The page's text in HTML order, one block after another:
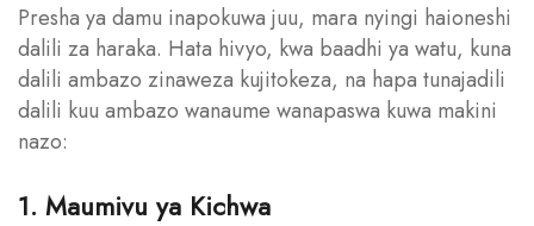
Presha ya damu inapokuwa juu, mara nyingi haioneshi
dalili za haraka. Hata hivyo, kwa baadhi ya watu, kuna
dalili ambazo zinaweza kujitokeza, na hapa tunajadili
dalili kuu ambazo wanaume wanapaswa kuwa makini
nazo:
1. Maumivu ya Kichwa